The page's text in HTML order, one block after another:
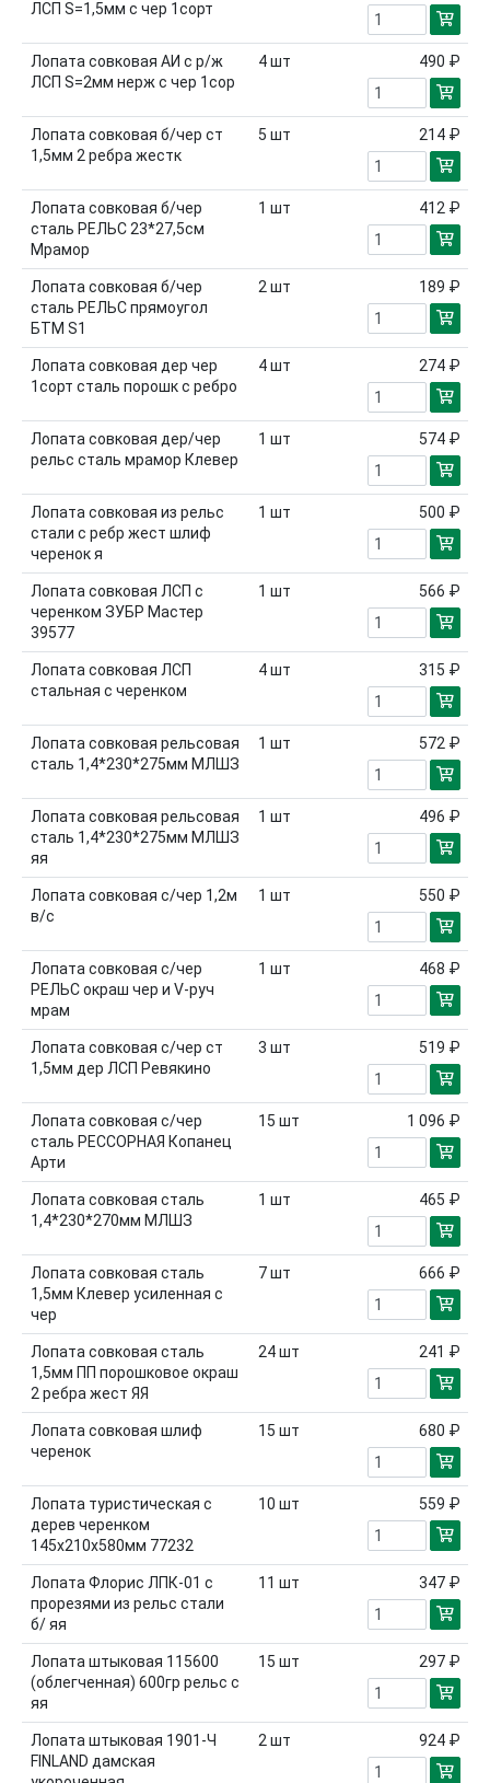
ЛСП S=1,5мм с чер 1сорт
Лопата совковая АИ с р/ж
ЛСП S=2мм нерж с чер 1сор
4шт 490 ₽
Лопата совковая б/чер ст
1,5мм 2 ребра жестк
5 шт 214 ₽
Лопата совковая б/чер
сталь РЕЛЬС 23*27,5см
Мрамор
1 шт 412 ₽
Лопата совковая б/чер
сталь РЕЛЬС прямоугол
БТМ S1
2 шт 189 ₽
Лопата совковая дер чер
1сорт сталь порошк с ребро
4шт 274 ₽
Лопата совковая дер/чер
рельс сталь мрамор Клевер
1 шт 574 ₽
Лопата совковая из рельс
стали с ребр жест шлиф
черенок я
1 шт 500 ₽
Лопата совковая ЛСП с
черенком ЗУБР Мастер
39577
1 шт 566 ₽
Лопата совковая ЛСП
стальная с черенком
4шт 315 ₽
Лопата совковая рельсовая
сталь 1,4*230*275мм МЛШЗ
1 шт 572 ₽
Лопата совковая рельсовая
сталь 1,4*230*275мм МЛШЗ
яя
1 шт 496 ₽
Лопата совковая с/чер 1,2м
в/с
1 шт 550 ₽
Лопата совковая с/чер
РЕЛЬС окраш чер и V-руч
мрам
1 шт 468 ₽
Лопата совковая с/чер ст
1,5мм дер ЛСП Ревякино
3 шт 519 ₽
Лопата совковая с/чер
сталь РЕССОРНАЯ Копанец
Арти
15 шт 1 096 ₽
Лопата совковая сталь
1,4*230*270мм МЛШЗ
1 шт 465 ₽
Лопата совковая сталь
1,5мм Клевер усиленная с
чер
7шт 666 ₽
Лопата совковая сталь
1,5мм ПП порошковое окраш
2 ребра жест ЯЯ
24шт 241 ₽
Лопата совковая шлиф
черенок
15 шт 680 ₽
Лопата туристическая с
дерев черенком
145х210х580мм 77232
10 шт 559 ₽
Лопата Флорис ЛПК-01 с
прорезями из рельс стали
б/ яя
11 шт 347 ₽
Лопата штыковая 115600
(облегченная) 600гр рельс с
яя
15 шт 297 ₽
Лопата штыковая 1901-Ч
FINLAND дамская
2 шт 924 ₽